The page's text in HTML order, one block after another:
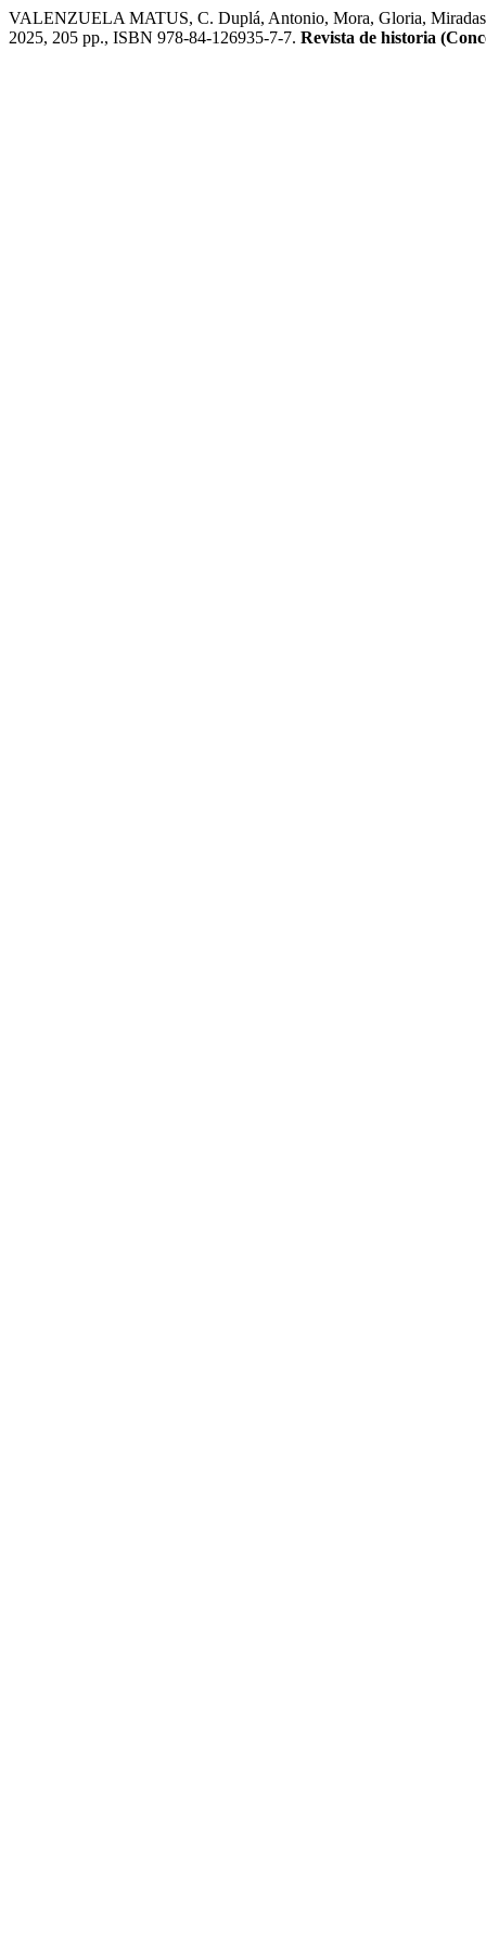
VALENZUELA MATUS, C. Duplá, Antonio, Mora, Gloria, Miradas
2025, 205 pp., ISBN 978-84-126935-7-7. Revista de historia